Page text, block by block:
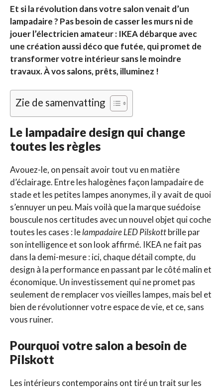
Et si la révolution dans votre salon venait d’un
lampadaire ? Pas besoin de casser les murs ni de
jouer l’électricien amateur : IKEA débarque avec
une création aussi déco que futée, qui promet de
transformer votre intérieur sans le moindre
travaux. À vos salons, prêts, illuminez !
Zie de samenvatting
Le lampadaire design qui change
toutes les règles
Avouez-le, on pensait avoir tout vu en matière
d’éclairage. Entre les halogènes façon lampadaire de
stade et les petites lampes anonymes, il y avait de quoi
s’ennuyer un peu. Mais voilà que la marque suédoise
bouscule nos certitudes avec un nouvel objet qui coche
toutes les cases : lelampadaire LED Pilskottbrille par
son intelligence et son look affirmé. IKEA ne fait pas
dans la demi-mesure : ici, chaque détail compte, du
design à la performance en passant par le côté malin et
économique. Un investissement qui ne promet pas
seulement de remplacer vos vieilles lampes, mais bel et
bien de révolutionner votre espace de vie, et ce, sans
vous ruiner.
Pourquoi votre salon a besoin de
Pilskott
Les intérieurs contemporains ont tiré un trait sur les